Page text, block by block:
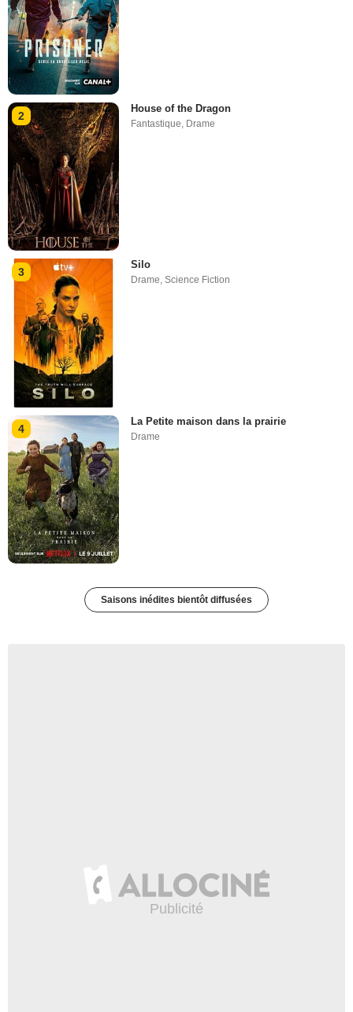
2
House of the Dragon
Fantastique, Drame
3
Silo
Drame,Science Fiction
4
La Petite maison dans la prairie
Drame
Saisons inédites bientôt diffusées